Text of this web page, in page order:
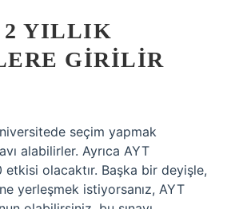
2 YILLIK
GIRILIR
seçim yapmak
alabilirler. Ayrıca AYT
etkisi olacaktır. Başka bir deyişle,
yerleşmek istiyorsanız, AYT